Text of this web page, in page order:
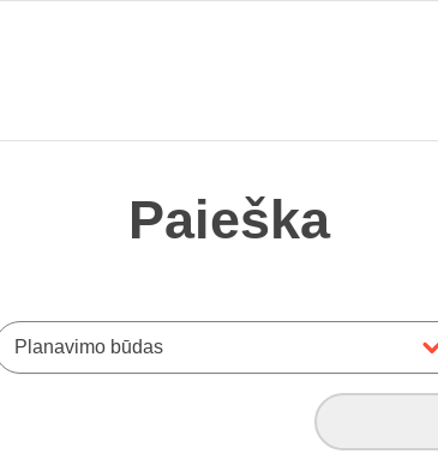
Paieška
Planavimo būdas